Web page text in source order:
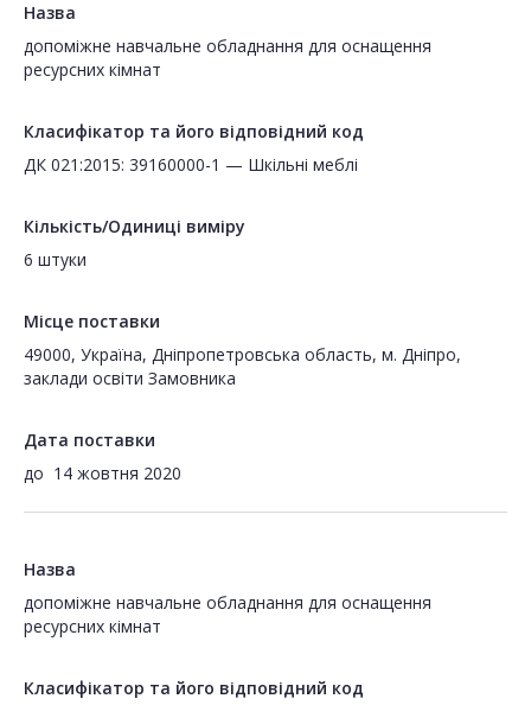
Назва
допоміжне навчальне обладнання для оснащення
ресурсних кімнат
Класифікатор та його відповідний код
ДК 021:2015: 39160000-1 — Шкільні меблі
Кількість/Одиниці виміру
6 штуки
Місце поставки
49000, Україна, Дніпропетровська область, м. Дніпро,
заклади освіти Замовника
Дата поставки
до 14 жовтня 2020
Назва
допоміжне навчальне обладнання для оснащення
ресурсних кімнат
Класифікатор та його відповідний код